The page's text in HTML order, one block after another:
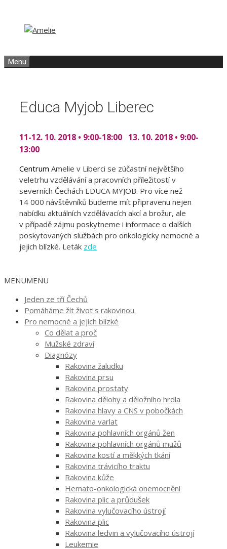
obsah
obsah
Menu
Educa Myjob Liberec
11-12. 10. 2018 • 9:00-18:00 13. 10. 2018 • 9:00-
13:00
Centrum Amelie v Liberci se zúčastní největšího
veletrhu vzdělávání a pracovních příležitostí v
severních Čechách EDUCA MYJOB. Pro více než
14 000 návštěvníků budeme mít připravenu nejen
nabídku aktuálních vzdělávacích akcí a brožur, ale
v případě zájmu poskytneme i informace o dalších
poskytovaných službách pro onkologicky nemocné a
jejich blízké. Leták zde
MENUMENU
Jeden ze tří Čechů
Pomáháme žít život s rakovinou.
Pro nemocné a jejich blízké
Co dělat a proč
Mužské zdraví
Diagnózy
Rakovina žaludku
Rakovina prsu
Rakovina prostaty
Rakovina dělohy a děložního hrdla
Rakovina hlavy a CNS v pobočkách
Rakovina varlat
Rakovina pohlavních orgánů žen
Rakovina pohlavních orgánů mužů
Rakovina kostí a měkkých tkání
Rakovina trávicího traktu
Rakovina kůže
Hemato-onkologická onemocnění
Rakovina plic a průdušek
Rakovina vylučovacího ústrojí
Rakovina plic
Rakovina ledvin a vylučovacího ústrojí
Leukemie